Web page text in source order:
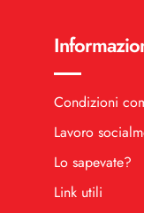
Condizioni
Lavoro
Lo sapevate?
Link utili